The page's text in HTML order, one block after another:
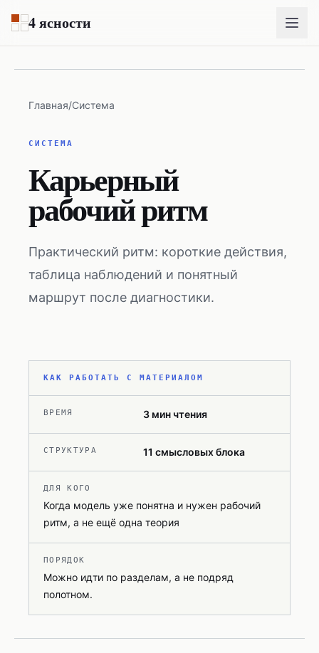
4 ясности
Главная/Система
СИСТЕМА
Карьерный
рабочий ритм
Практический ритм: короткие действия,
таблица наблюдений и понятный
маршрут после диагностики.
КАК РАБОТАТЬ С МАТЕРИАЛОМ
ВРЕМЯ 3 мин чтения
СТРУКТУРА 11 смысловых блока
ДЛЯ КОГО
Когда модель уже понятна и нужен рабочий
ритм, а не ещё одна теория
ПОРЯДОК
Можно идти по разделам, а не подряд
полотном.